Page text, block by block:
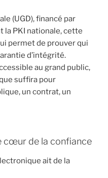
(UGD), financé par
la PKI nationale, cette
permet de prouver qui
d’intégrité.
au grand public,
suffira pour
un contrat, un
cœur de la confiance
ait de la